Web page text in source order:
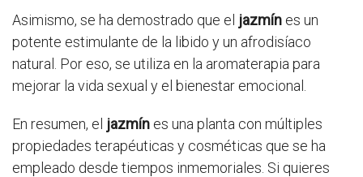
Asimismo, se ha demostrado que el jazmín es un
potente estimulante de la libido y un afrodisíaco
natural. Por eso, se utiliza en la aromaterapia para
mejorar la vida sexual y el bienestar emocional.
En resumen, el jazmín es una planta con múltiples
propiedades terapéuticas y cosméticas que se ha
empleado desde tiempos inmemoriales. Si quieres